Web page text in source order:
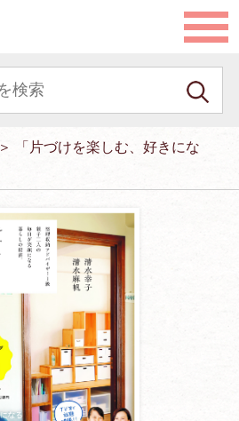
＞ 「片づけを楽しむ、好きにな